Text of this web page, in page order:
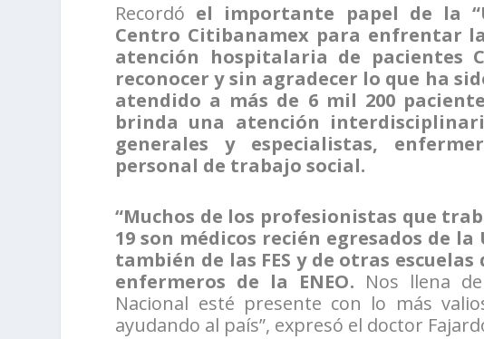
Recordó el importante papel de la
Centro Citibanamex para enfrentar
atención hospitalaria de pacientes
reconocer y sin agradecer lo que ha
atendido a más de 6 mil 200
brinda una atención
generales y especialistas,
personal de trabajo social.
“Muchos de los profesionistas que
19 son médicos recién egresados de
también de las FES y de otras
enfermeros de la ENEO. Nos llena
Nacional esté presente con lo más
ayudando al país”, expresó el doctor